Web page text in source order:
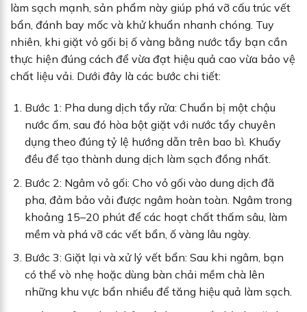
làm sạch mạnh, sản phẩm này giúp phá vỡ cấu trúc vết
bẩn, đánh bay mốc và khử khuẩn nhanh chóng. Tuy
nhiên, khi giặt vỏ gối bị ố vàng bằng nước tẩy bạn cần
thực hiện đúng cách để vừa đạt hiệu quả cao vừa bảo vệ
chất liệu vải. Dưới đây là các bước chi tiết:
Bước 1: Pha dung dịch tẩy rửa: Chuẩn bị một chậu
nước ấm, sau đó hòa bột giặt với nước tẩy chuyên
dụng theo đúng tỷ lệ hướng dẫn trên bao bì. Khuấy
đều để tạo thành dung dịch làm sạch đồng nhất.
Bước 2: Ngâm vỏ gối: Cho vỏ gối vào dung dịch đã
pha, đảm bảo vải được ngâm hoàn toàn. Ngâm trong
khoảng 15–20 phút để các hoạt chất thấm sâu, làm
mềm và phá vỡ các vết bẩn, ố vàng lâu ngày.
Bước 3: Giặt lại và xử lý vết bẩn: Sau khi ngâm, bạn
có thể vò nhẹ hoặc dùng bàn chải mềm chà lên
những khu vực bẩn nhiều để tăng hiệu quả làm sạch.